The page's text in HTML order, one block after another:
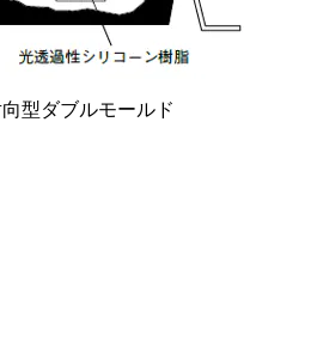
型ダブルモールド